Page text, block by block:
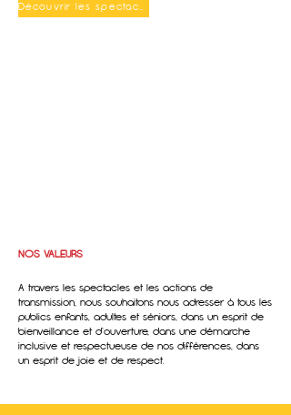
Découvrir les spectacles
NOS VALEURS
A travers les spectacles et les actions de
transmission, nous souhaitons nous adresser à tous les
publics enfants, adultes et séniors, dans un esprit de
bienveillance et d’ouverture, dans une démarche
inclusive et respectueuse de nos différences, dans
un esprit de joie et de respect.